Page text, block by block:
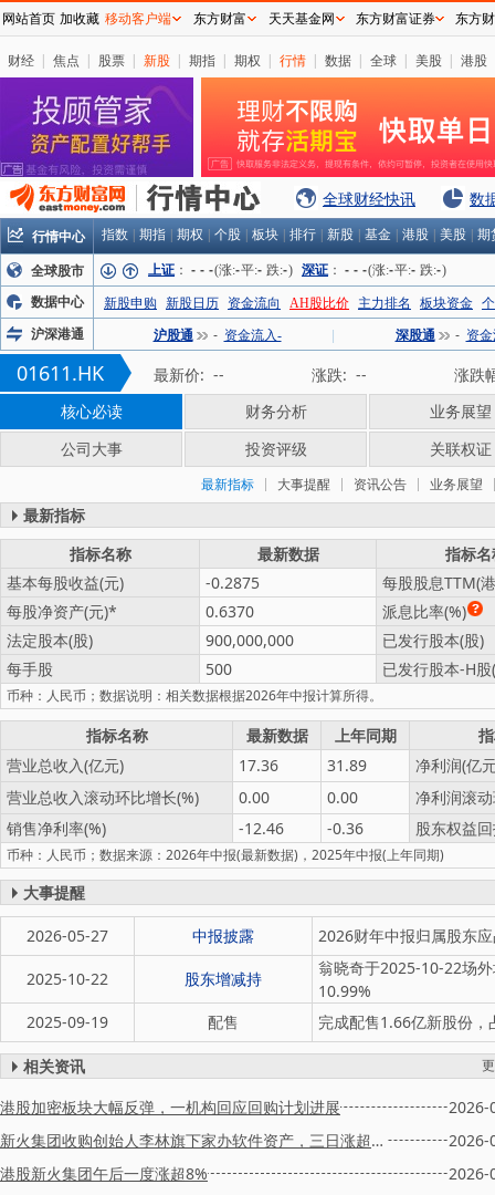
财经 | 焦点 | 股票 | 新股 | 期指 | 期权 | 行情 | 数据 | 全球 | 美股 | 港股
全球财经快讯 数
行情中心 指数 期指 期权 个股 板块 排行 新股 基金 港股 美股 期
全球股市 上证 ： - - -(涨:-平:- 跌:-) 深证 ： - - -(涨:-平:- 跌:-)
数据中心 新股申购 新股日历 资金流向 AH股比价 主力排名 板块资金
沪深港通
沪股通 - 资金流入- 深股通 - 资
01611.HK 最新价: -- 涨跌: --
涨跌
核心必读
财务分析
业务展望
公司大事
投资评级 关联权证
最新指标 大事提醒 资讯公告 业务展望
最新指标
指标名称
最新数据
指标名
基本每股收益(元)
-0.2875
每股股息TTM(
每股净资产(元)
0.6370
派息比率(%)
法定股本(股)
900,000,000
已发行股本(股)
每手股
500 已发行股本-H股
币种：人民币；数据说明：相关数据根据2026年中报计算所得。
指标名称 最新数据 上年同期
营业总收入(亿元)
17.36 31.89
净利润(亿
营业总收入滚动环比增长(%)
0.00 0.00
净利润滚
销售净利率(%)
-12.46 -0.36 股东权益
币种：人民币；数据来源：2026年中报(最新数据)，2025年中报(上年同期)
大事提醒
2026-05-27 中报披露 2026财年中报归属股东
2025-10-22 股东增减持
翁晓奇于2025-10-22场
10.99%
2025-09-19
配售 完成配售1.66亿新股份
相关资讯
港股加密板块大幅反弹，一机构回应回购计划进展
2026-
新火集团收购创始人李林旗下家办软件资产，三日涨超34%
2026-
港股新火集团午后一度涨超8%
2026-
网站首页 加收藏 移动客户端 东方财富 天天基金网 东方财富证券 东方